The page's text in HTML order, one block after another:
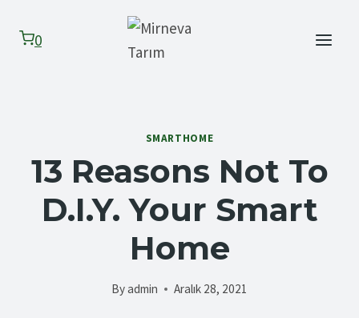
0
SMARTHOME
13 Reasons Not To
D.I.Y. Your Smart
Home
Byadmin Aralık 28, 2021